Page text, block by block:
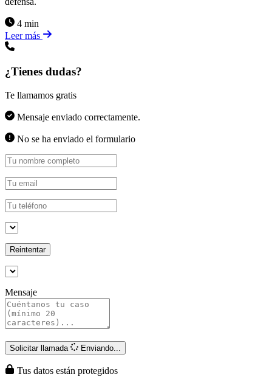
4 min
Leer más
¿Tienes dudas?
Te llamamos gratis
Mensaje enviado correctamente.
No se ha enviado el formulario
Reintentar
Mensaje
Solicitar llamada Enviando...
Tus datos están protegidos